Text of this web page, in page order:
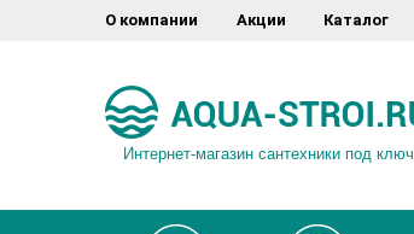
О компании Акции Каталог
Интернет-магазин сантехники под ключ